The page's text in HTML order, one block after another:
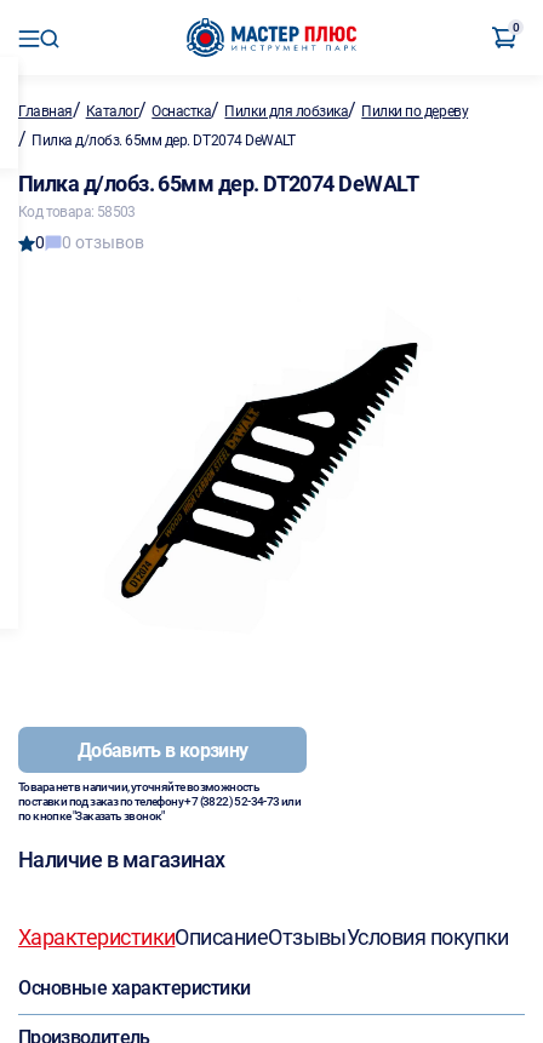
0
Главная/ Каталог/Оснастка/ Пилки для лобзика/ Пилки по дереву
/ Пилка д/лобз. 65мм дер. DT2074 DeWALT
Пилка д/лобз. 65мм дер. DT2074 DeWALT
Код товара: 58503
0 0 отзывов
Добавить в корзину
Товара нет в наличии, уточняйте возможность
поставки под заказ по телефону+7 (3822) 52-34-73или
по кнопке "Заказать звонок"
Наличие в магазинах
ХарактеристикиОписаниеОтзывыУсловия покупки
Основные характеристики
Производитель